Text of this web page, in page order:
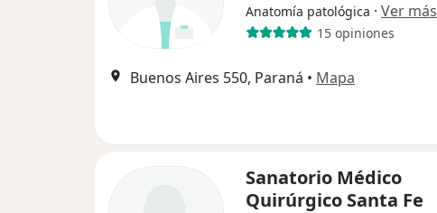
Anatomía patológica · Ver más
15 opiniones
Buenos Aires 550, Paraná • Mapa
Sanatorio Médico
Quirúrgico Santa Fe